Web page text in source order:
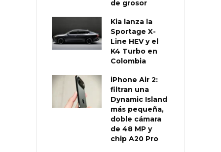
de grosor
Kia lanza la
Sportage X-
Line HEV y el
K4 Turbo en
Colombia
iPhone Air 2:
filtran una
Dynamic Island
más pequeña,
doble cámara
de 48 MP y
chip A20 Pro